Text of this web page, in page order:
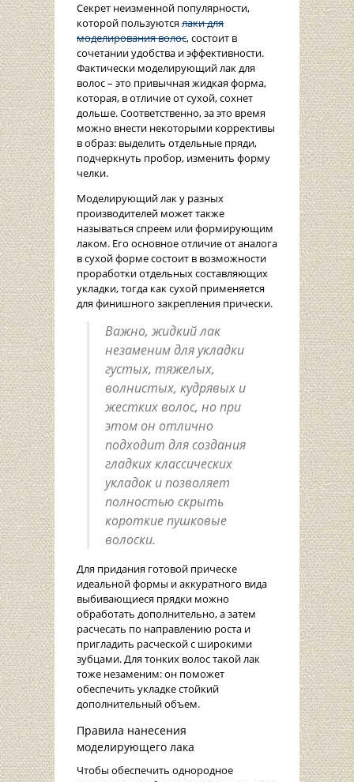
Секрет неизменной популярности,
которой пользуютсялаки для
моделирования волос, состоит в
сочетании удобства и эффективности.
Фактически моделирующий лак для
волос – это привычная жидкая форма,
которая, в отличие от сухой, сохнет
дольше. Соответственно, за это время
можно внести некоторыми коррективы
в образ: выделить отдельные пряди,
подчеркнуть пробор, изменить форму
челки.
Моделирующий лак у разных
производителей может также
называться спреем или формирующим
лаком. Его основное отличие от аналога
в сухой форме состоит в возможности
проработки отдельных составляющих
укладки, тогда как сухой применяется
для финишного закрепления прически.
Важно, жидкий лак
незаменим для укладки
густых, тяжелых,
волнистых, кудрявых и
жестких волос, но при
этом он отлично
подходит для создания
гладких классических
укладок и позволяет
полностью скрыть
короткие пушковые
волоски.
Для придания готовой прическе
идеальной формы и аккуратного вида
выбивающиеся прядки можно
обработать дополнительно, а затем
расчесать по направлению роста и
пригладить расческой с широкими
зубцами. Для тонких волос такой лак
тоже незаменим: он поможет
обеспечить укладке стойкий
дополнительный объем.
Правила нанесения
моделирующего лака
Чтобы обеспечить однородное